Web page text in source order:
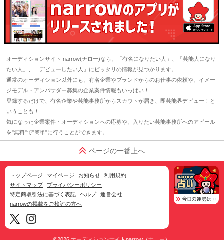
オーディションサイト narrow(ナロー)なら、「有名になりたい人」、「芸能人になり
たい人」、「デビューしたい人」にピッタリの情報が見つかります。
通常のオーディション以外にも、有名企業やブランドからのお仕事の依頼や、イメー
ジモデル・アンバサダー募集の企業案件情報もいっぱい！
登録するだけで、有名企業や芸能事務所からスカウトが届き、即芸能界デビュー！と
いうことも！
気になった企業案件・オーディションへの応募や、入りたい芸能事務所へのアピール
を"無料"で"簡単"に行うことができます。
ページの一番上へ
トップページ マイページ お知らせ
利用規約
サイトマップ
プライバシーポリシー
特定商取引法に基づく表記
ヘルプ
運営会社
narrowの掲載をご検討の方へ